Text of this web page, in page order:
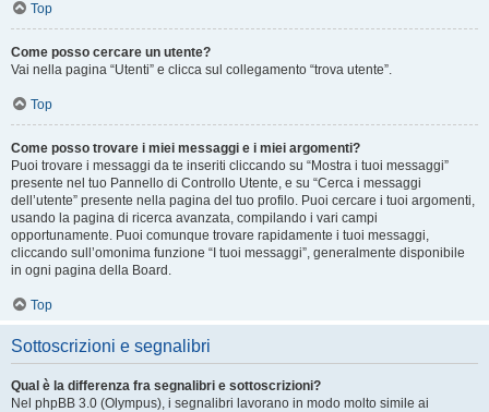
Top
Come posso cercare un utente?
Vai nella pagina “Utenti” e clicca sul collegamento “trova utente”.
Top
Come posso trovare i miei messaggi e i miei argomenti?
Puoi trovare i messaggi da te inseriti cliccando su “Mostra i tuoi messaggi”
presente nel tuo Pannello di Controllo Utente, e su “Cerca i messaggi
dell’utente” presente nella pagina del tuo profilo. Puoi cercare i tuoi argomenti,
usando la pagina di ricerca avanzata, compilando i vari campi
opportunamente. Puoi comunque trovare rapidamente i tuoi messaggi,
cliccando sull’omonima funzione “I tuoi messaggi”, generalmente disponibile
in ogni pagina della Board.
Top
Sottoscrizioni e segnalibri
Qual è la differenza fra segnalibri e sottoscrizioni?
Nel phpBB 3.0 (Olympus), i segnalibri lavorano in modo molto simile ai